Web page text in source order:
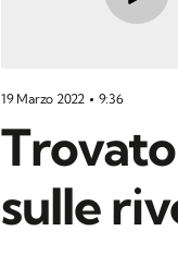
19 Marzo 2022 9:36
sulle